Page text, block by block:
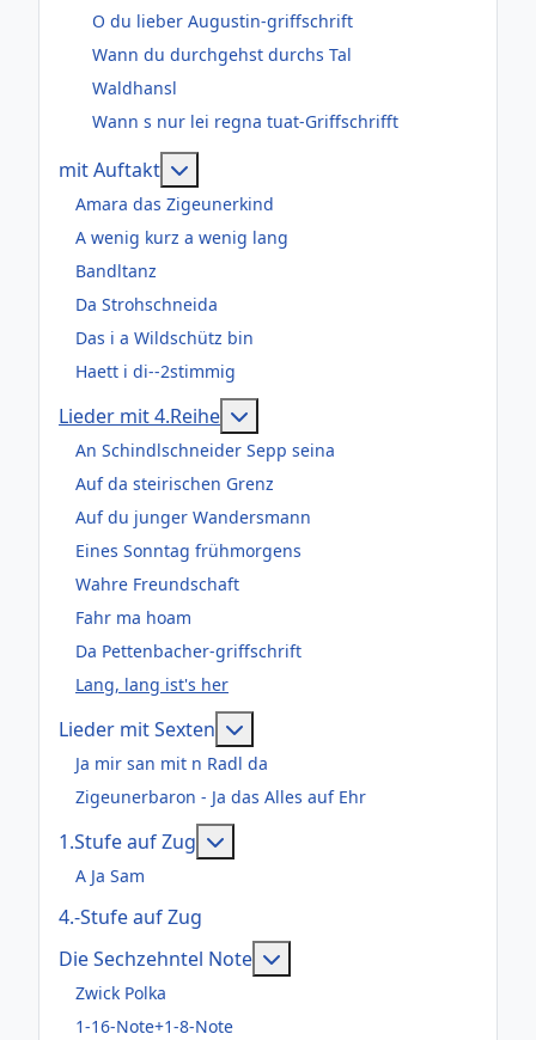
O du lieber Augustin-griffschrift
Wann du durchgehst durchs Tal
Waldhansl
Wann s nur lei regna tuat-Griffschrifft
mit Auftakt
Amara das Zigeunerkind
A wenig kurz a wenig lang
Bandltanz
Da Strohschneida
Das i a Wildschütz bin
Haett i di--2stimmig
Lieder mit 4.Reihe
An Schindlschneider Sepp seina
Auf da steirischen Grenz
Auf du junger Wandersmann
Eines Sonntag frühmorgens
Wahre Freundschaft
Fahr ma hoam
Da Pettenbacher-griffschrift
Lang, lang ist's her
Lieder mit Sexten
Ja mir san mit n Radl da
Zigeunerbaron - Ja das Alles auf Ehr
1.Stufe auf Zug
A Ja Sam
4.-Stufe auf Zug
Die Sechzehntel Note
Zwick Polka
1-16-Note+1-8-Note